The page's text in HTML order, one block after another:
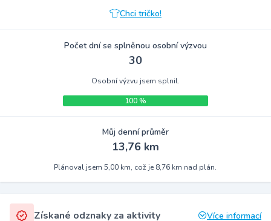
Chci tričko!
Počet dní se splněnou osobní výzvou
30
Osobní výzvu jsem splnil.
100 %
Můj denní průměr
13,76 km
Plánoval jsem 5,00 km, což je 8,76 km nad plán.
Získané odznaky za aktivity Více informací